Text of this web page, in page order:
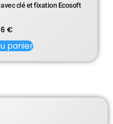
clé et fixation Ecosoft
€
panier